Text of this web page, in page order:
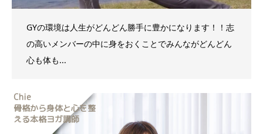
GYの環境は人生がどんどん勝手に豊かになります！！志
の高いメンバーの中に身をおくことでみんながどんどん
心も体も...
Chie
骨格から身体と心を整
える本格ヨガ講師